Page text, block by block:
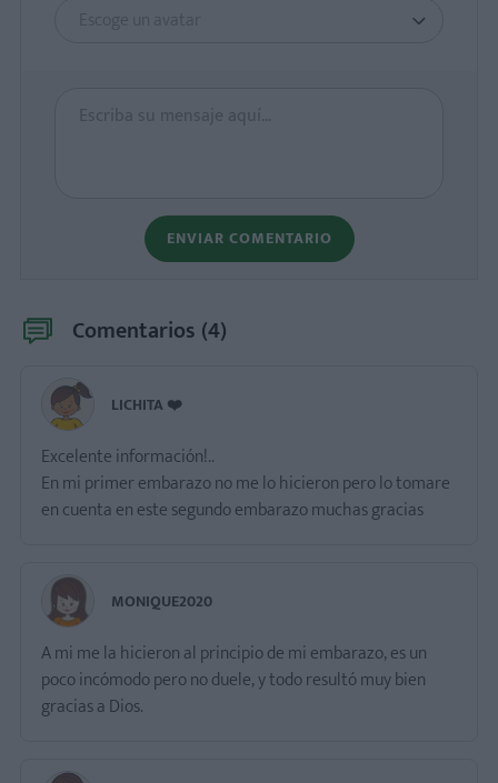
Escoge un avatar
ENVIAR COMENTARIO
Comentarios (4)
LICHITA ❤️
Excelente información!..
En mi primer embarazo no me lo hicieron pero lo tomare
en cuenta en este segundo embarazo muchas gracias
MONIQUE2020
A mi me la hicieron al principio de mi embarazo, es un
poco incómodo pero no duele, y todo resultó muy bien
gracias a Dios.